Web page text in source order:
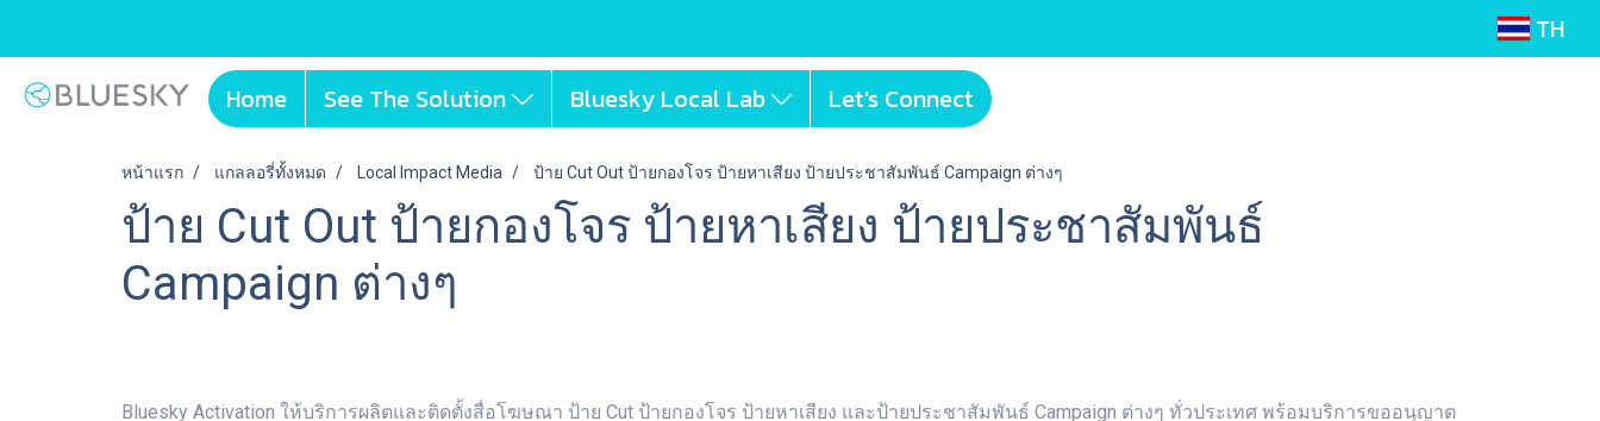
TH
Home
See The Solution Bluesky Local Lab Let's Connect
หน้าแรก แกลลอรี่ทั้งหมด Local Impact Media ป้าย Cut Out ป้ายกองโจร ป้ายหาเสียง ป้ายประชาสัมพันธ์ Campaign ต่างๆ
ป้าย Cut Out ป้ายกองโจร ป้ายหาเสียง ป้ายประชาสัมพันธ์
Campaign ต่างๆ
Bluesky Activation ให้บริการผลิตและติดตั้งสื่อโฆษณา ป้าย Cut ป้ายกองโจร ป้ายหาเสียง และป้ายประชาสัมพันธ์ Campaign ต่างๆ ทั่วประเทศ พร้อมบริการขออนุญาต